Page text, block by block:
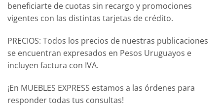
beneficiarte de cuotas sin recargo y promociones
vigentes con las distintas tarjetas de crédito.
PRECIOS: Todos los precios de nuestras publicaciones
se encuentran expresados en Pesos Uruguayos e
incluyen factura con IVA.
¡En MUEBLES EXPRESS estamos a las órdenes para
responder todas tus consultas!